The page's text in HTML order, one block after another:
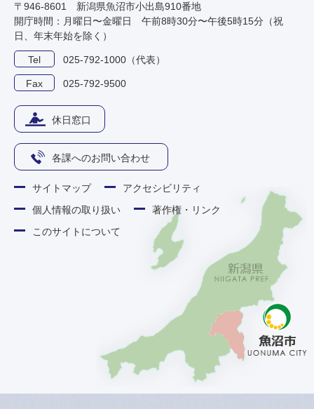
〒946-8601 新潟県魚沼市小出島910番地
開庁時間：月曜日〜金曜日 午前8時30分〜午後5時15分（祝
日、年末年始を除く）
Tel 025-792-1000（代表）
Fax 025-792-9500
休日窓口
各課へのお問い合わせ
サイトマップ
アクセシビリティ
個人情報の取り扱い
著作権・リンク
このサイトについて